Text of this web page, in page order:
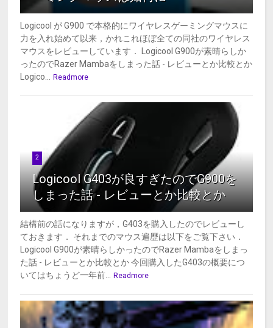
Logicool が G900 で本格的にワイヤレスゲーミングマウスに
力を入れ始めて以来，かれこれほぼ全ての同社のワイヤレス
マウスをレビューしています． Logicool G900が素晴らしか
ったのでRazer Mambaをしまった話 - レビューとか比較とか
Logico...
Readmore
2
Logicool G403が良すぎたのでG900を
しまった話 - レビューとか比較とか
結構前の話になりますが，G403を購入したのでレビューし
ておきます． それまでのマウス遍歴は以下をご覧下さい．
Logicool G900が素晴らしかったのでRazer Mambaをしまっ
た話 - レビューとか比較とか 今回購入したG403の概要につ
いてはちょうど一年前...
Readmore